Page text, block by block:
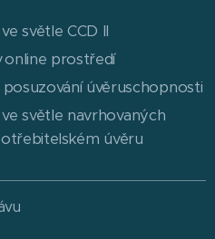
světle CCD II
online prostředí
úvěruschopnosti
světle navrhovaných
úvěru